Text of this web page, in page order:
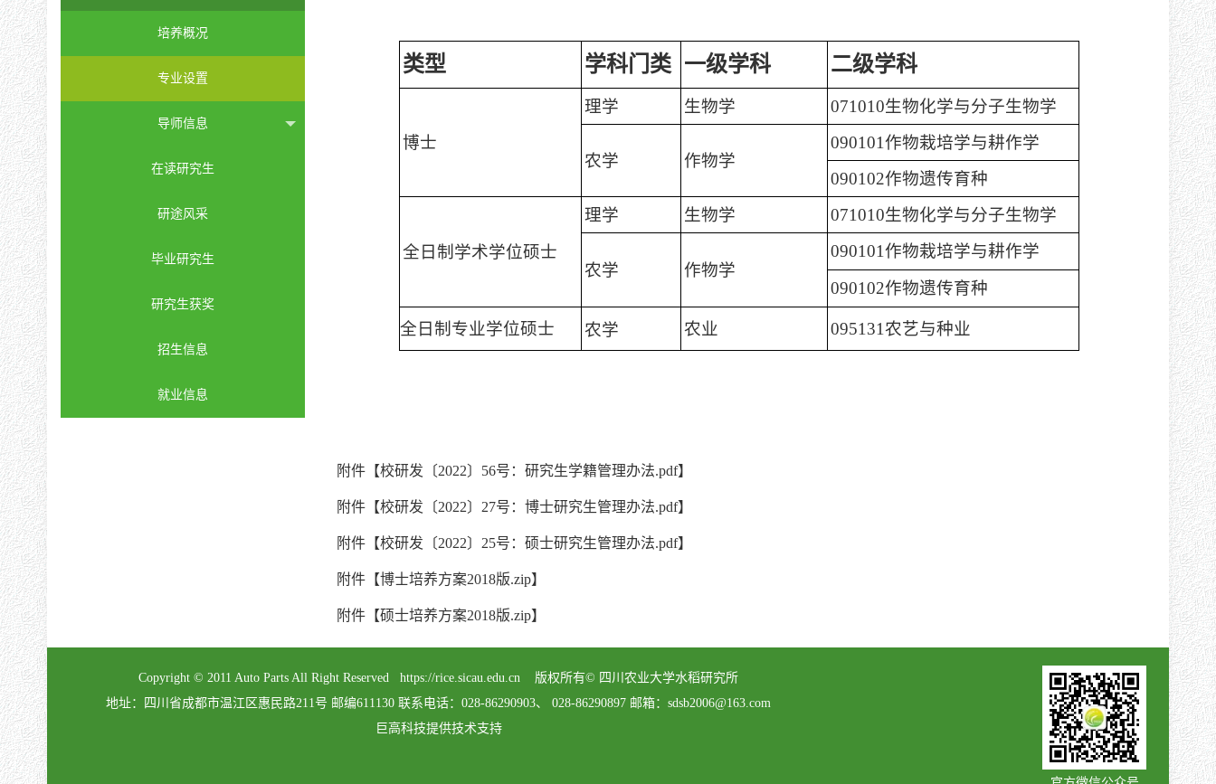
培养概况
专业设置
导师信息
在读研究生
研途风采
毕业研究生
研究生获奖
招生信息
就业信息
类型 学科门类 一级学科 二级学科
博士
理学 生物学 071010生物化学与分子生物学
农学 作物学
090101作物栽培学与耕作学
090102作物遗传育种
全日制学术学位硕士
理学 生物学 071010生物化学与分子生物学
农学 作物学
090101作物栽培学与耕作学
090102作物遗传育种
全日制专业学位硕士 农学 农业 095131农艺与种业
附件【校研发〔2022〕56号：研究生学籍管理办法.pdf】
附件【校研发〔2022〕27号：博士研究生管理办法.pdf】
附件【校研发〔2022〕25号：硕士研究生管理办法.pdf】
附件【博士培养方案2018版.zip】
附件【硕士培养方案2018版.zip】
Copyright © 2011 Auto Parts All Right Reserved https://rice.sicau.edu.cn 版权所有© 四川农业大学水稻研究所
地址：四川省成都市温江区惠民路211号 邮编611130 联系电话：028-86290903、 028-86290897 邮箱：sdsb2006@163.com
巨高科技提供技术支持